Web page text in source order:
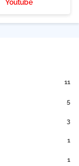
Youtube
11
5
3
1
1